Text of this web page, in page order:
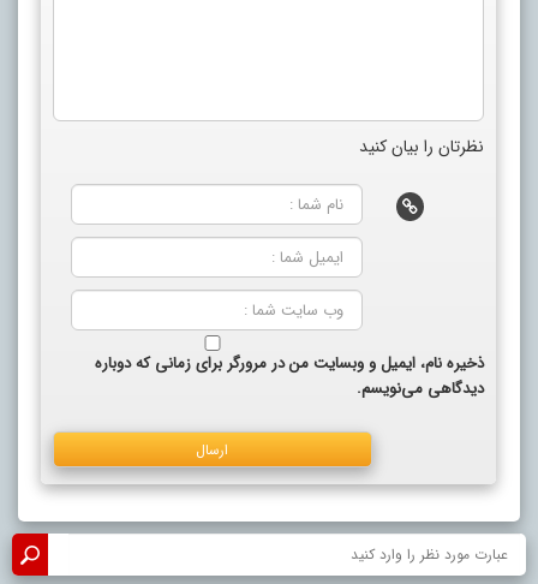
نظرتان را بیان کنید
ذخیره نام، ایمیل و وبسایت من در مرورگر برای زمانی که دوباره
دیدگاهی می‌نویسم.